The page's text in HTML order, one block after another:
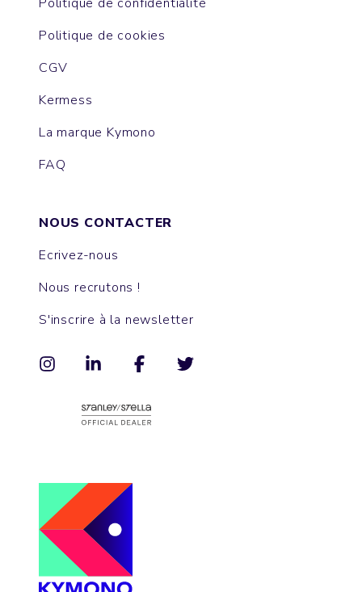
Politique de cookies
CGV
Kermess
La marque Kymono
FAQ
NOUS CONTACTER
Ecrivez-nous
Nous recrutons !
S'inscrire à la newsletter